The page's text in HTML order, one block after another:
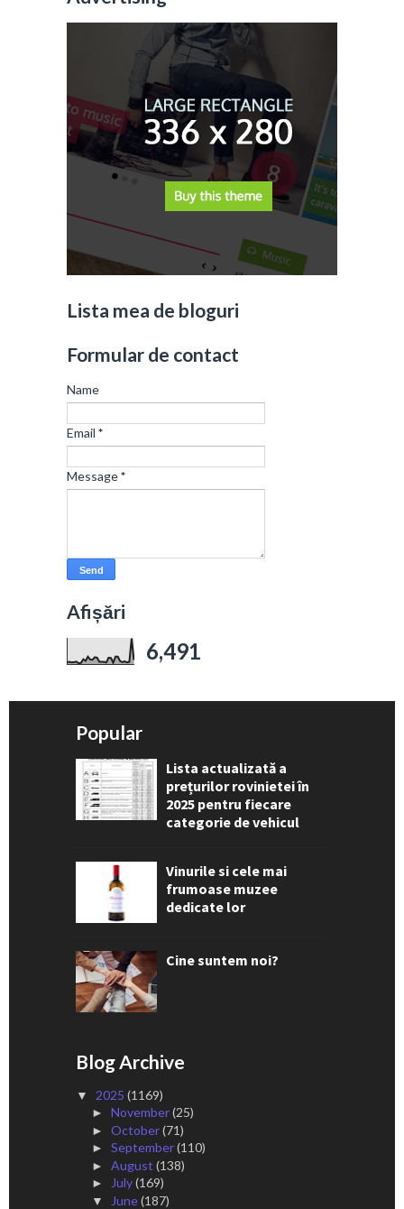
Lista mea de bloguri
Formular de contact
Name
Email *
Message*
Afișări
6,491
Popular
Lista actualizată a
prețurilor rovinietei în
2025 pentru fiecare
categorie de vehicul
Vinurile si cele mai
frumoase muzee
dedicate lor
Cine suntem noi?
Blog Archive
▼ 2025 (1169)
► November(25)
► October(71)
► September(110)
► August (138)
► July(169)
▼ June(187)